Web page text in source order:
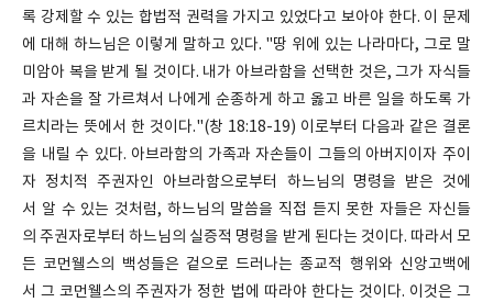
록 강제할 수 있는 합법적 권력을 가지고 있었다고 보아야 한다. 이 문제
에 대해 하느님은 이렇게 말하고 있다. "땅 위에 있는 나라마다, 그로 말
미암아 복을 받게 될 것이다. 내가 아브라함을 선택한 것은, 그가 자식들
과 자손을 잘 가르쳐서 나에게 순종하게 하고 옳고 바른 일을 하도록 가
르치라는 뜻에서 한 것이다."(창 18:18-19) 이로부터 다음과 같은 결론
을 내릴 수 있다. 아브라함의 가족과 자손들이 그들의 아버지이자 주이
자 정치적 주권자인 아브라함으로부터 하느님의 명령을 받은 것에
서 알 수 있는 것처럼, 하느님의 말씀을 직접 듣지 못한 자들은 자신들
의 주권자로부터 하느님의 실증적 명령을 받게 된다는 것이다. 따라서 모
든 코먼웰스의 백성들은 겉으로 드러나는 종교적 행위와 신앙고백에
서 그 코먼웰스의 주권자가 정한 법에 따라야 한다는 것이다. 이것은 그